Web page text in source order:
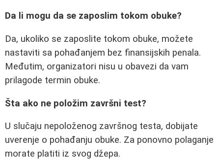
Da li mogu da se zaposlim tokom obuke?
Da, ukoliko se zaposlite tokom obuke, možete
nastaviti sa pohađanjem bez finansijskih penala.
Međutim, organizatori nisu u obavezi da vam
prilagode termin obuke.
Šta ako ne položim završni test?
U slučaju nepoloženog završnog testa, dobijate
uverenje o pohađanju obuke. Za ponovno polaganje
morate platiti iz svog džepa.